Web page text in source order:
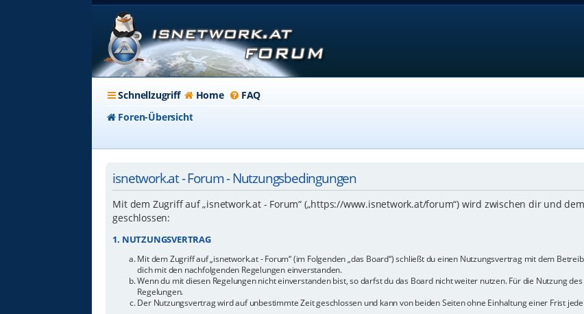
Schnellzugriff Home FAQ
Foren-Übersicht
isnetwork.at - Forum - Nutzungsbedingungen
Mit dem Zugriff auf „isnetwork.at - Forum“ („https://www.isnetwork.at/forum“) wird zwischen dir und
geschlossen:
1. NUTZUNGSVERTRAG
Mit dem Zugriff auf „isnetwork.at - Forum“ (im Folgenden „das Board“) schließt du einen Nutzungsvertrag mit dem
dich mit den nachfolgenden Regelungen einverstanden.
Wenn du mit diesen Regelungen nicht einverstanden bist, so darfst du das Board nicht weiter nutzen. Für die Nutzung
Regelungen.
Der Nutzungsvertrag wird auf unbestimmte Zeit geschlossen und kann von beiden Seiten ohne Einhaltung einer Frist